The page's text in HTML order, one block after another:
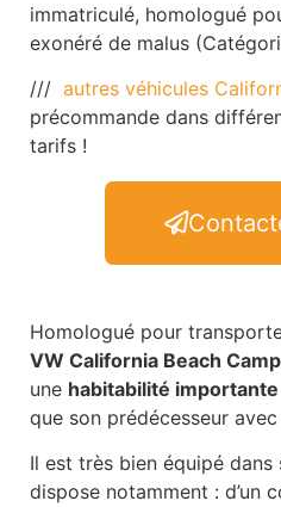
Homologué pour
VW California Beach
une habitabilité importante
que son prédécesseur avec
Il est très bien équipé
dispose notamment : d’un
immatriculé, homologué
exonéré de malus
/// autres véhicules
précommande dans
tarifs !